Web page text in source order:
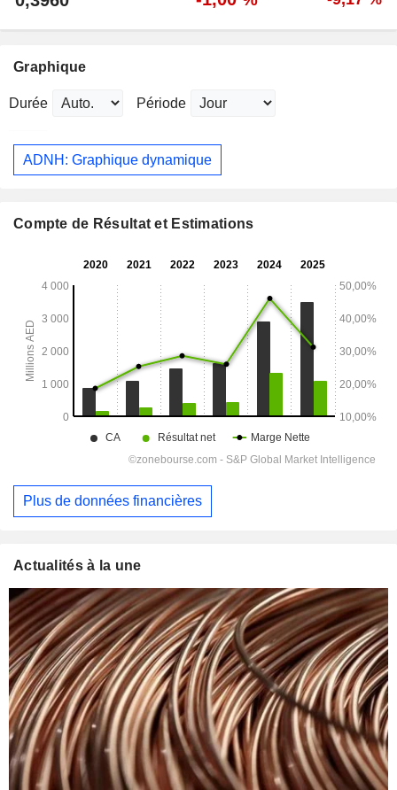
Graphique
Durée Période
ADNH: Graphique dynamique
Compte de Résultat et Estimations
Plus de données financières
Actualités à la une